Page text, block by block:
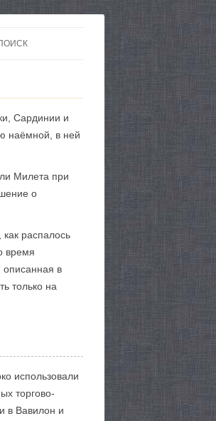
Сардинии и
наёмной, в ней
Милета при
о
распалось
время
в
только на
использовали
торгово-
в Вавилон и